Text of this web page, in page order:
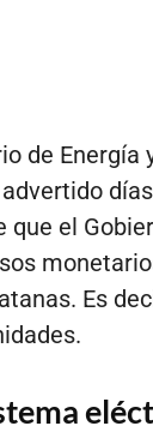
de Energía
que el
Es